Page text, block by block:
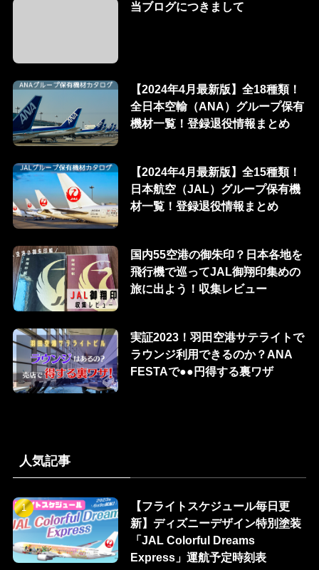
当ブログにつきまして
【2024年4月最新版】全18種類！
全日本空輸（ANA）グループ保有
機材一覧！登録退役情報まとめ
【2024年4月最新版】全15種類！
日本航空（JAL）グループ保有機
材一覧！登録退役情報まとめ
国内55空港の御朱印？日本各地を
飛行機で巡ってJAL御翔印集めの
旅に出よう！収集レビュー
実証2023！羽田空港サテライトで
ラウンジ利用できるのか？ANA
FESTAで●●円得する裏ワザ
人気記事
【フライトスケジュール毎日更
新】ディズニーデザイン特別塗装
「JAL Colorful Dreams
Express」運航予定時刻表